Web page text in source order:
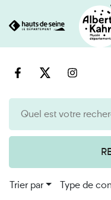
au
Trier par Type de
Cookies et traceurs